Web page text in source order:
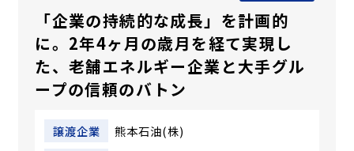
「企業の持続的な成長」を計画的
に。2年4ヶ月の歳月を経て実現し
た、老舗エネルギー企業と大手グル
ープの信頼のバトン
譲渡企業
熊本石油(株)